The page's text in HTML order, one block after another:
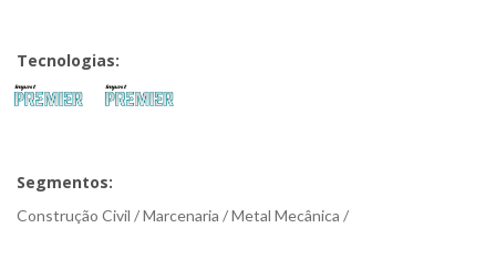
Tecnologias:
Segmentos:
Construção Civil / Marcenaria / Metal Mecânica /